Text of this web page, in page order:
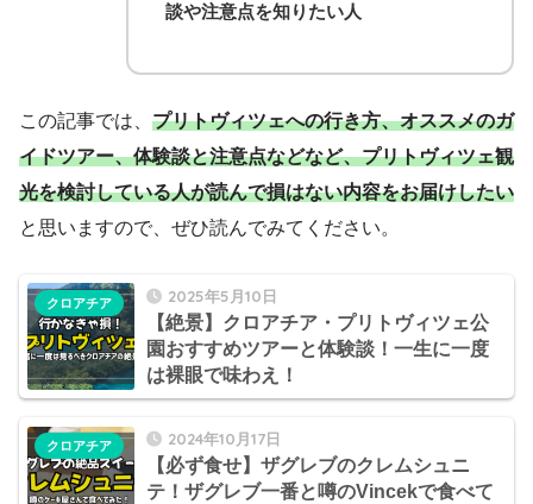
談や注意点を知りたい人
この記事では、 プリトヴィツェへの行き方、オススメのガ
イドツアー、体験談と注意点などなど、プリトヴィツェ観
光を検討している人が読んで損はない内容をお届けしたい
と思いますので、ぜひ読んでみてください。
2025年5月10日
【絶景】クロアチア・プリトヴィツェ公
園おすすめツアーと体験談！一生に一度
は裸眼で味わえ！
クロアチア
2024年10月17日
【必ず食せ】ザグレブのクレムシュニ
テ！ザグレブ一番と噂のVincekで食べて
クロアチア